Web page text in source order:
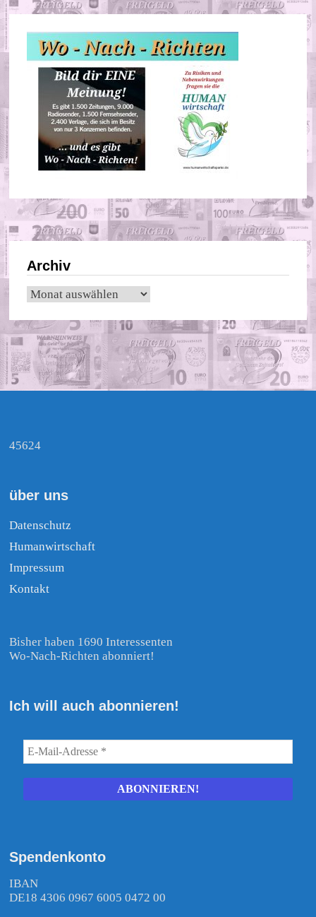
Archiv
Archiv
45624
über uns
Datenschutz
Humanwirtschaft
Impressum
Kontakt
Bisher haben 1690 Interessenten
Wo-Nach-Richten abonniert!
Ich will auch abonnieren!
Spendenkonto
IBAN
DE18 4306 0967 6005 0472 00